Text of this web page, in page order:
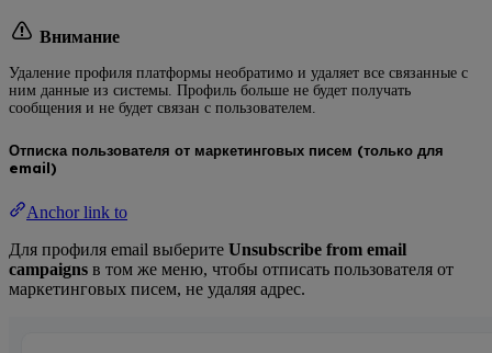
Внимание
Удаление профиля платформы необратимо и удаляет все связанные с
ним данные из системы. Профиль больше не будет получать
сообщения и не будет связан с пользователем.
Отписка пользователя от маркетинговых писем (только для
email)
Anchor link to
Для профиля email выберите Unsubscribe from email
campaigns в том же меню, чтобы отписать пользователя от
маркетинговых писем, не удаляя адрес.